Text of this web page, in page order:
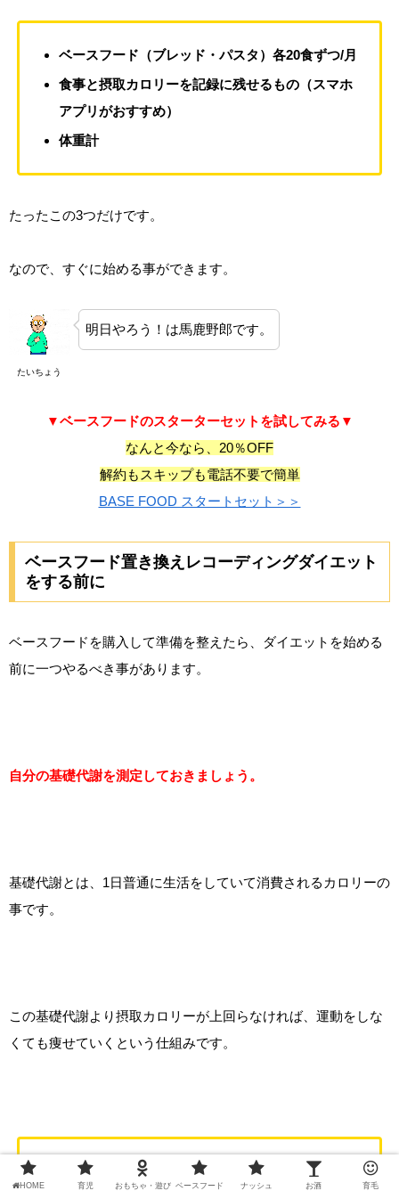
ベースフード（ブレッド・パスタ）各20食ずつ/月
食事と摂取カロリーを記録に残せるもの（スマホ
アプリがおすすめ）
体重計
たったこの3つだけです。
なので、すぐに始める事ができます。
たいちょう
明日やろう！は馬鹿野郎です。
▼ベースフードのスターターセットを試してみる▼
なんと今なら、20％OFF
解約もスキップも電話不要で簡単
BASE FOOD スタートセット＞＞
ベースフード置き換えレコーディングダイエット
をする前に
ベースフードを購入して準備を整えたら、ダイエットを始める
前に一つやるべき事があります。
自分の基礎代謝を測定しておきましょう。
基礎代謝とは、1日普通に生活をしていて消費されるカロリーの
事です。
この基礎代謝より摂取カロリーが上回らなければ、運動をしな
くても痩せていくという仕組みです。
基礎代謝はハリス・ベネディクト方程式(改良版)を使っ
HOME 育児 おもちゃ・遊び ベースフード ナッシュ お酒 育毛